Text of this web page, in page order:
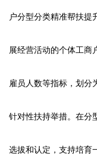
户分型分类精准帮扶提
展经营活动的个体工商
雇员人数等指标，划分
针对性扶持举措。在分
选拔和认定，支持培育